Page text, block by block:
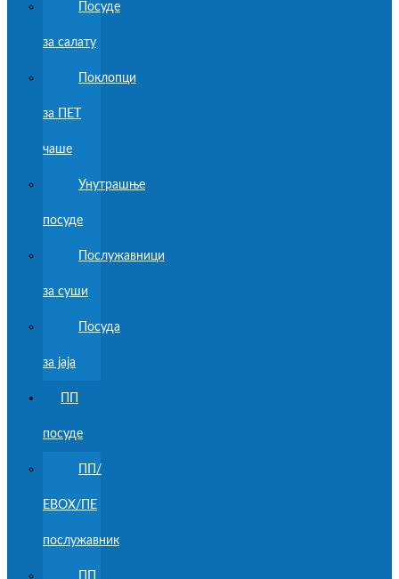
Посуде
за салату
Поклопци
за ПЕТ
чаше
Унутрашње
посуде
Послужавници
за суши
Посуда
за јаја
посуде
ПП/
ЕВОХ/ПЕ
послужавник